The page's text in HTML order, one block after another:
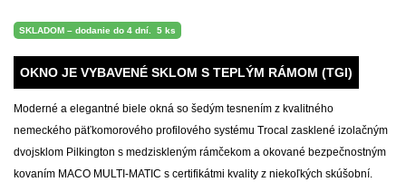
SKLADOM – dodanie do 4 dní. 5 ks
OKNO JE VYBAVENÉ SKLOM S TEPLÝM RÁMOM (TGI)
Moderné a elegantné biele okná so šedým tesnením z kvalitného
nemeckého päťkomorového profilového systému Trocal zasklené izolačným
dvojsklom Pilkington s medziskleným rámčekom a okované bezpečnostným
kovaním MACO MULTI-MATIC s certifikátmi kvality z niekoľkých skúšobní.